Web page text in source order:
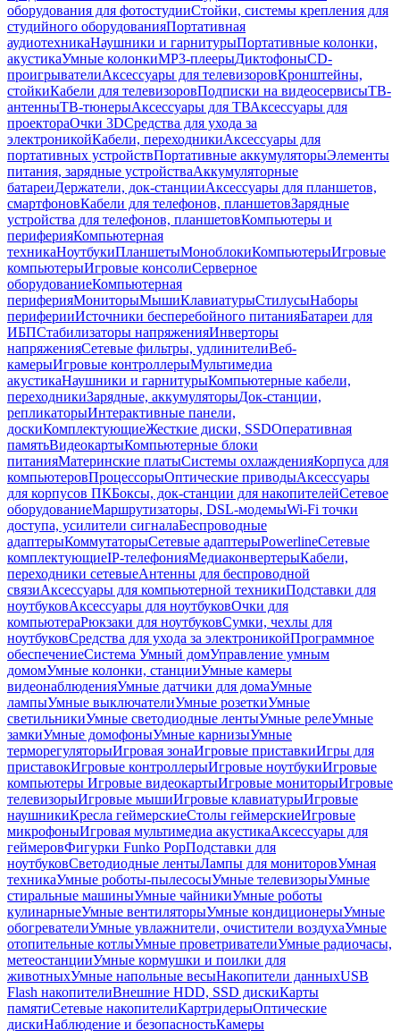
оборудования для фотостудииСтойки, системы крепления для
студийного оборудованияПортативная
аудиотехникаНаушники и гарнитурыПортативные колонки,
акустикаУмные колонкиMP3-плеерыДиктофоныCD-
проигрывателиАксессуары для телевизоровКронштейны,
стойкиКабели для телевизоровПодписки на видеосервисыТВ-
антенныТВ-тюнерыАксессуары для ТВАксессуары для
проектораОчки 3DСредства для ухода за
электроникойКабели, переходникиАксессуары для
портативных устройствПортативные аккумуляторыЭлементы
питания, зарядные устройстваАккумуляторные
батареиДержатели, док-станцииАксессуары для планшетов,
смартфоновКабели для телефонов, планшетовЗарядные
устройства для телефонов, планшетовКомпьютеры и
периферияКомпьютерная
техникаНоутбукиПланшетыМоноблокиКомпьютерыИгровые
компьютерыИгровые консолиСерверное
оборудованиеКомпьютерная
периферияМониторыМышиКлавиатурыСтилусыНаборы
периферииИсточники бесперебойного питанияБатареи для
ИБПСтабилизаторы напряженияИнверторы
напряженияСетевые фильтры, удлинителиВеб-
камерыИгровые контроллерыМультимедиа
акустикаНаушники и гарнитурыКомпьютерные кабели,
переходникиЗарядные, аккумуляторыДок-станции,
репликаторыИнтерактивные панели,
доскиКомплектующиеЖесткие диски, SSDОперативная
памятьВидеокартыКомпьютерные блоки
питанияМатеринские платыСистемы охлажденияКорпуса для
компьютеровПроцессорыОптические приводыАксессуары
для корпусов ПКБоксы, док-станции для накопителейСетевое
оборудованиеМаршрутизаторы, DSL-модемыWi-Fi точки
доступа, усилители сигналаБеспроводные
адаптерыКоммутаторыСетевые адаптерыPowerlineСетевые
комплектующиеIP-телефонияМедиаконвертерыКабели,
переходники сетевыеАнтенны для беспроводной
связиАксессуары для компьютерной техникиПодставки для
ноутбуковАксессуары для ноутбуковОчки для
компьютераРюкзаки для ноутбуковСумки, чехлы для
ноутбуковСредства для ухода за электроникойПрограммное
обеспечениеСистема Умный домУправление умным
домомУмные колонки, станцииУмные камеры
видеонаблюденияУмные датчики для домаУмные
лампыУмные выключателиУмные розеткиУмные
светильникиУмные светодиодные лентыУмные релеУмные
замкиУмные домофоныУмные карнизыУмные
терморегуляторыИгровая зонаИгровые приставкиИгры для
приставокИгровые контроллерыИгровые ноутбукиИгровые
компьютеры Игровые видеокартыИгровые мониторыИгровые
телевизорыИгровые мышиИгровые клавиатурыИгровые
наушникиКресла геймерскиеСтолы геймерскиеИгровые
микрофоныИгровая мультимедиа акустикаАксессуары для
геймеровФигурки Funko PopПодставки для
ноутбуковСветодиодные лентыЛампы для мониторовУмная
техникаУмные роботы-пылесосыУмные телевизорыУмные
стиральные машиныУмные чайникиУмные роботы
кулинарныеУмные вентиляторыУмные кондиционерыУмные
обогревателиУмные увлажнители, очистители воздухаУмные
отопительные котлыУмные проветривателиУмные радиочасы,
метеостанцииУмные кормушки и поилки для
животныхУмные напольные весыНакопители данныхUSB
Flash накопителиВнешние HDD, SSD дискиКарты
памятиСетевые накопителиКартридерыОптические
дискиНаблюдение и безопасностьКамеры